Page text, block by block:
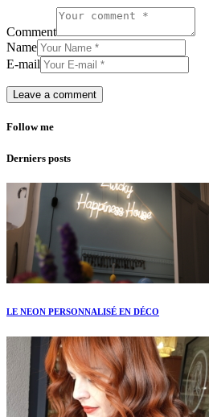
Comment
Name
E-mail
Follow me
Derniers posts
LE NEON PERSONNALISÉ EN DÉCO